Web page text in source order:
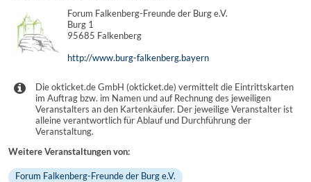
Forum Falkenberg-Freunde der Burg e.V.
Burg 1
95685 Falkenberg
http://www.burg-falkenberg.bayern
Die okticket.de GmbH (okticket.de) vermittelt die Eintrittskarten
im Auftrag bzw. im Namen und auf Rechnung des jeweiligen
Veranstalters an den Kartenkäufer. Der jeweilige Veranstalter ist
alleine verantwortlich für Ablauf und Durchführung der
Veranstaltung.
Weitere Veranstaltungen von:
Forum Falkenberg-Freunde der Burg e.V.